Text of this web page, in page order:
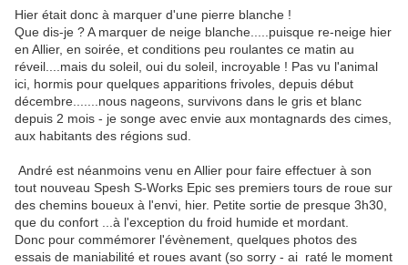
Hier était donc à marquer d'une pierre blanche !
Que dis-je ? A marquer de neige blanche.....puisque re-neige hier
en Allier, en soirée, et conditions peu roulantes ce matin au
réveil....mais du soleil, oui du soleil, incroyable ! Pas vu l'animal
ici, hormis pour quelques apparitions frivoles, depuis début
décembre.......nous nageons, survivons dans le gris et blanc
depuis 2 mois - je songe avec envie aux montagnards des cimes,
aux habitants des régions sud.
André est néanmoins venu en Allier pour faire effectuer à son
tout nouveau Spesh S-Works Epic ses premiers tours de roue sur
des chemins boueux à l'envi, hier. Petite sortie de presque 3h30,
que du confort ...à l'exception du froid humide et mordant.
Donc pour commémorer l'évènement, quelques photos des
essais de maniabilité et roues avant (so sorry - ai raté le moment